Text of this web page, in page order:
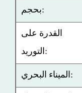
بحجم:
القدرة على
التوريد:
الميناء البحري: